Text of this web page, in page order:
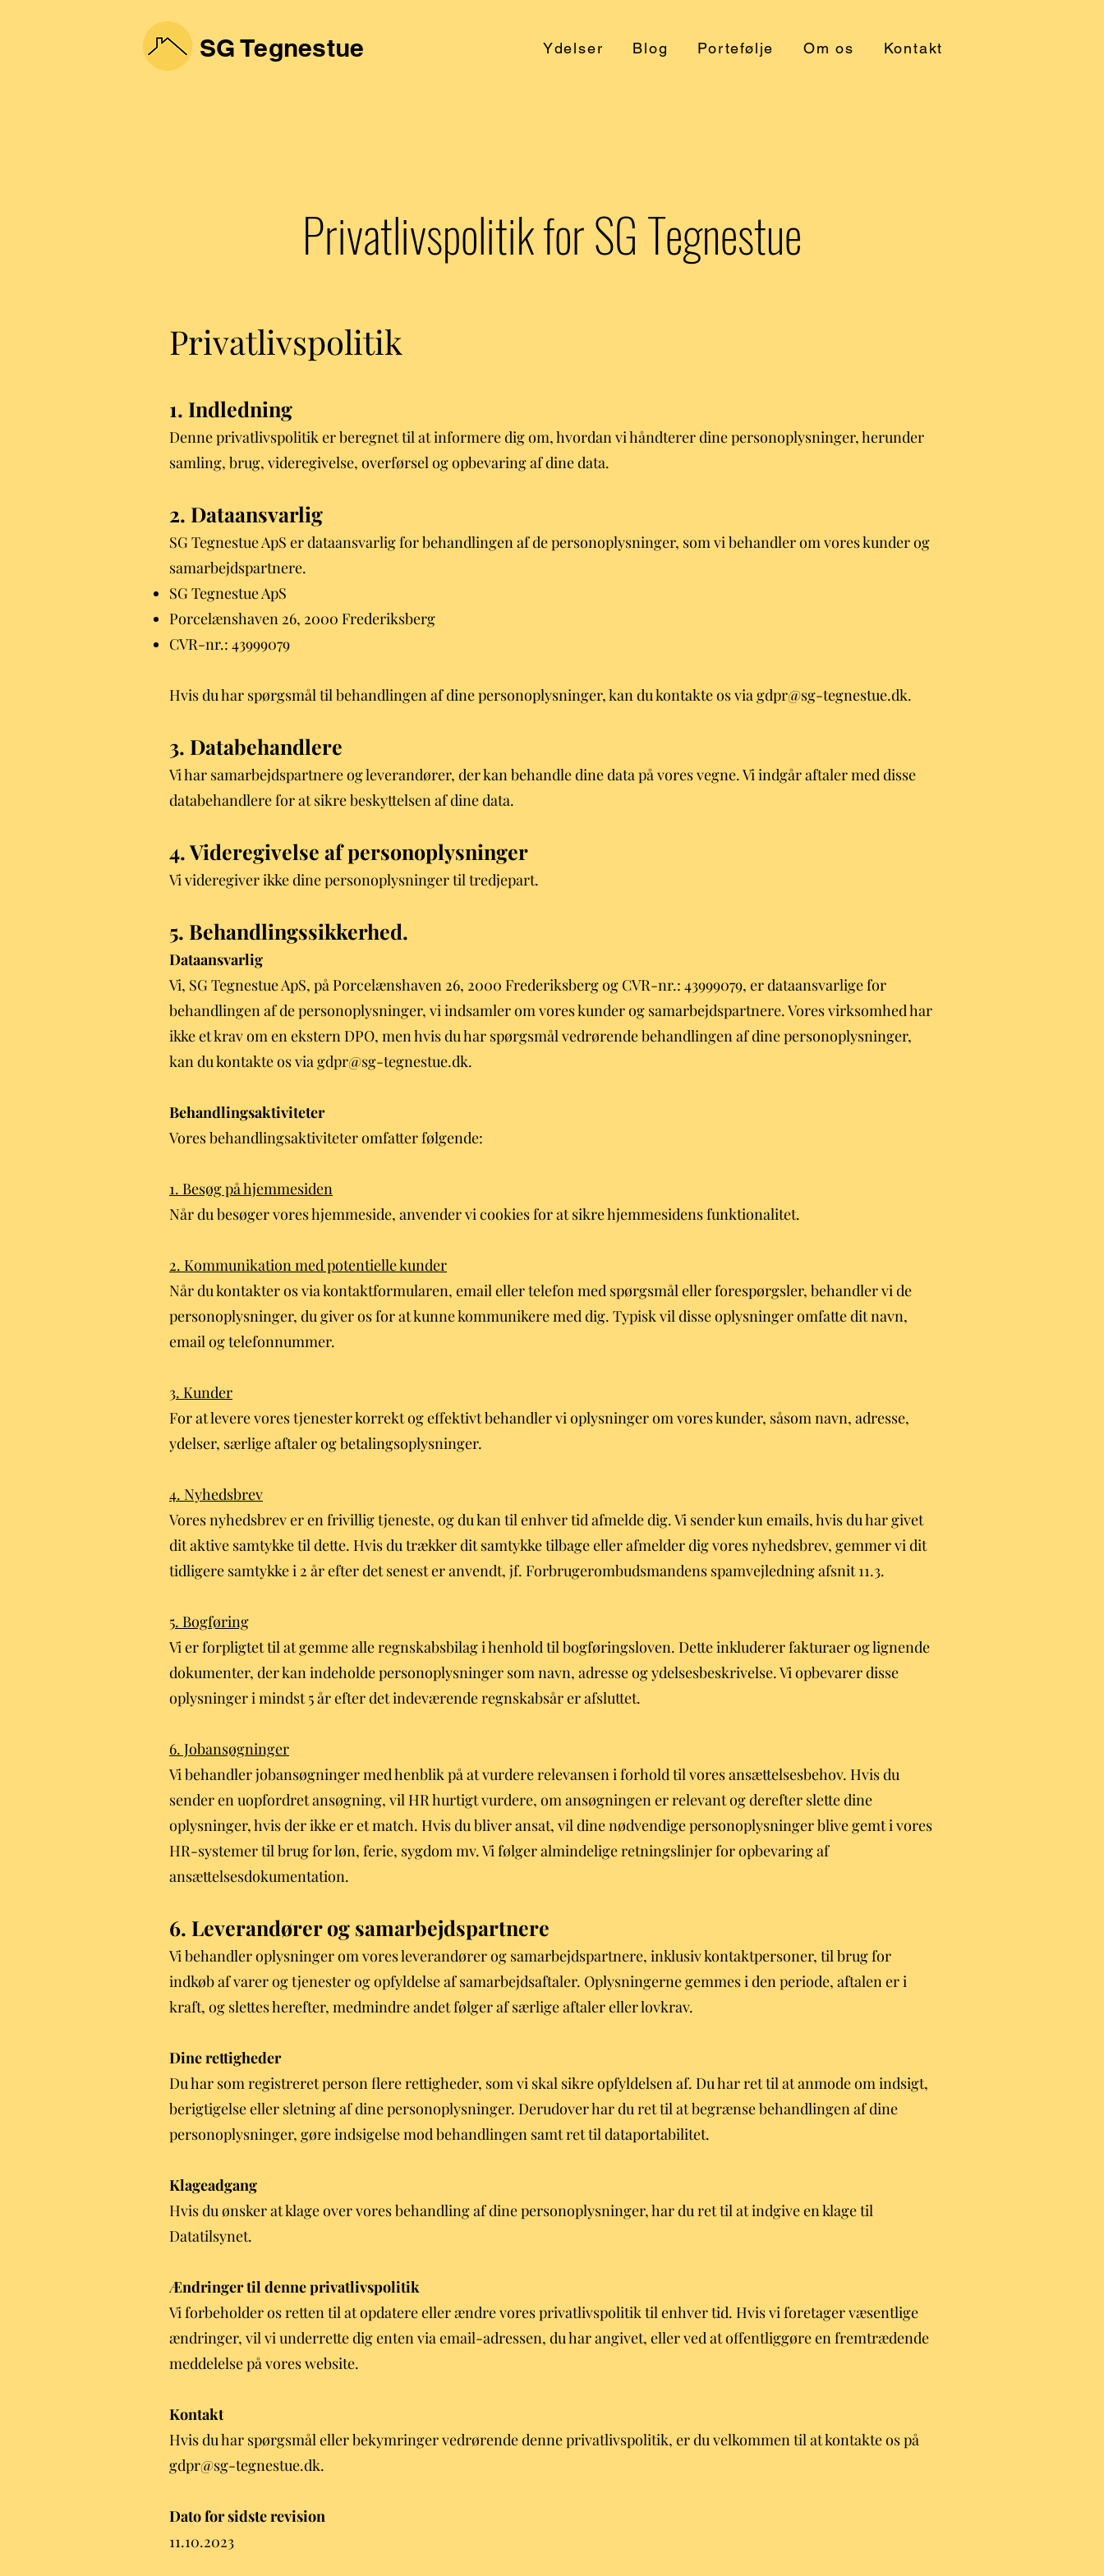
SGTegnestue Ydelser Blog Portefølje Om os Kontakt
Privatlivspolitik for SG Tegnestue
Privatlivspolitik
1. Indledning
Denne privatlivspolitik er beregnet til at informere dig om, hvordan vi håndterer dine personoplysninger, herunder
samling, brug, videregivelse, overførsel og opbevaring af dine data.
2. Dataansvarlig
SG Tegnestue ApS er dataansvarlig for behandlingen af de personoplysninger, som vi behandler om vores kunder og
samarbejdspartnere.
SG Tegnestue ApS
Porcelænshaven 26, 2000 Frederiksberg
CVR-nr.: 43999079
Hvis du har spørgsmål til behandlingen af dine personoplysninger, kan du kontakte os viagdpr@sg-tegnestue.dk.
3. Databehandlere
Vi har samarbejdspartnere og leverandører, der kan behandle dine data på vores vegne. Vi indgår aftaler med disse
databehandlere for at sikre beskyttelsen af dine data.
4. Videregivelse af personoplysninger
Vi videregiver ikke dine personoplysninger til tredjepart.
5. Behandlingssikkerhed.
Dataansvarlig
Vi, SG Tegnestue ApS, på Porcelænshaven 26, 2000 Frederiksberg og CVR-nr.: 43999079, er dataansvarlige for
behandlingen af de personoplysninger, vi indsamler om vores kunder og samarbejdspartnere. Vores virksomhed har
ikke et krav om en ekstern DPO, men hvis du har spørgsmål vedrørende behandlingen af dine personoplysninger,
kan du kontakte os viagdpr@sg-tegnestue.dk.
Behandlingsaktiviteter
Vores behandlingsaktiviteter omfatter følgende:
1. Besøg på hjemmesiden
Når du besøger vores hjemmeside, anvender vi cookies for at sikre hjemmesidens funktionalitet.
2. Kommunikation med potentielle kunder
Når du kontakter os via kontaktformularen, email eller telefon med spørgsmål eller forespørgsler, behandler vi de
personoplysninger, du giver os for at kunne kommunikere med dig. Typisk vil disse oplysninger omfatte dit navn,
email og telefonnummer.
3. Kunder
For at levere vores tjenester korrekt og effektivt behandler vi oplysninger om vores kunder, såsom navn, adresse,
ydelser, særlige aftaler og betalingsoplysninger.
4. Nyhedsbrev
Vores nyhedsbrev er en frivillig tjeneste, og du kan til enhver tid afmelde dig. Vi sender kun emails, hvis du har givet
dit aktive samtykke til dette. Hvis du trækker dit samtykke tilbage eller afmelder dig vores nyhedsbrev, gemmer vi dit
tidligere samtykke i 2 år efter det senest er anvendt, jf. Forbrugerombudsmandens spamvejledning afsnit 11.3.
5. Bogføring
Vi er forpligtet til at gemme alle regnskabsbilag i henhold til bogføringsloven. Dette inkluderer fakturaer og lignende
dokumenter, der kan indeholde personoplysninger som navn, adresse og ydelsesbeskrivelse. Vi opbevarer disse
oplysninger i mindst 5 år efter det indeværende regnskabsår er afsluttet.
6. Jobansøgninger
Vi behandler jobansøgninger med henblik på at vurdere relevansen i forhold til vores ansættelsesbehov. Hvis du
sender en uopfordret ansøgning, vil HR hurtigt vurdere, om ansøgningen er relevant og derefter slette dine
oplysninger, hvis der ikke er et match. Hvis du bliver ansat, vil dine nødvendige personoplysninger blive gemt i vores
HR-systemer til brug for løn, ferie, sygdom mv. Vi følger almindelige retningslinjer for opbevaring af
ansættelsesdokumentation.
6. Leverandører og samarbejdspartnere
Vi behandler oplysninger om vores leverandører og samarbejdspartnere, inklusiv kontaktpersoner, til brug for
indkøb af varer og tjenester og opfyldelse af samarbejdsaftaler. Oplysningerne gemmes i den periode, aftalen er i
kraft, og slettes herefter, medmindre andet følger af særlige aftaler eller lovkrav.
Dinerettigheder
Du har som registreret person flere rettigheder, som vi skal sikre opfyldelsen af. Du har ret til at anmode om indsigt,
berigtigelse eller sletning af dine personoplysninger. Derudover har du ret til at begrænse behandlingen af dine
personoplysninger, gøre indsigelse mod behandlingen samt ret til dataportabilitet.
Klageadgang
Hvis du ønsker at klage over vores behandling af dine personoplysninger, har du ret til at indgive en klage til
Datatilsynet.
Ændringer til denne privatlivspolitik
Vi forbeholder os retten til at opdatere eller ændre vores privatlivspolitik til enhver tid. Hvis vi foretager væsentlige
ændringer, vil vi underrette dig enten via email-adressen, du har angivet, eller ved at offentliggøre en fremtrædende
meddelelse på vores website.
Kontakt
Hvis du har spørgsmål eller bekymringer vedrørende denne privatlivspolitik, er du velkommen til at kontakte os på
gdpr@sg-tegnestue.dk.
Dato for sidste revision
11.10.2023